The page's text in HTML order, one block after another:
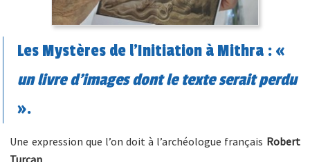
Les Mystères de l’Initiation à Mithra : «
un livre d’images dont le texte serait perdu
».
Une expression que l’on doit à l’archéologue français Robert